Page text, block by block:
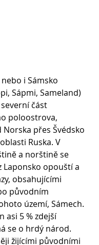
i Sámsko
Sápmi, Sameland)
část
poloostrova,
přes Švédsko
Ruska. V
a norštině se
Laponsko opouští a
obsahujícími
původním
území, Sámech.
asi 5 % zdejší
se o hrdý národ.
žijícími původními